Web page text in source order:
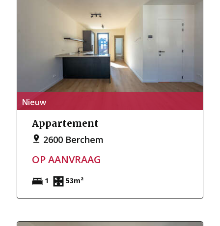
Nieuw
Appartement
2600 Berchem
OP AANVRAAG
1 53m²